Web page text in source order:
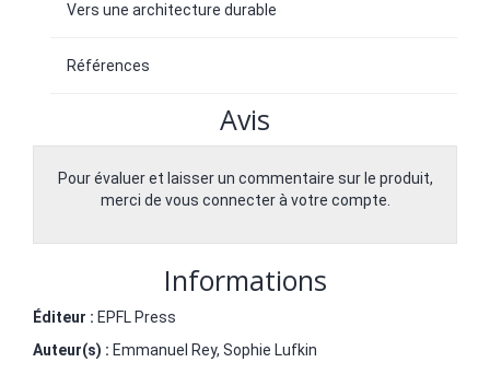
Vers une architecture durable
Références
Avis
Pour évaluer et laisser un commentaire sur le produit,
merci de vous connecter à votre compte.
Informations
Éditeur : EPFL Press
Auteur(s) : Emmanuel Rey, Sophie Lufkin